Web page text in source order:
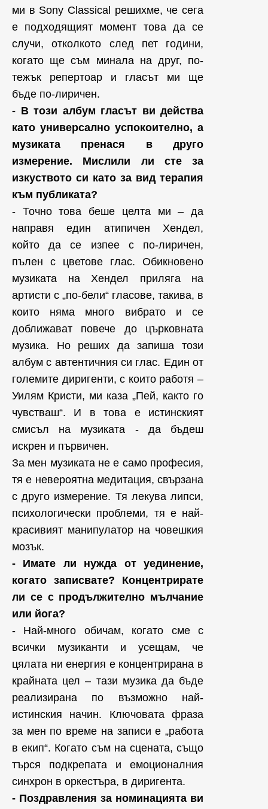
ми в Sony Classical решихме, че сега
е подходящият момент това да се
случи, отколкото след пет години,
когато ще съм минала на друг, по-
тежък репертоар и гласът ми ще
бъде по-лиричен.
- В този албум гласът ви действа
като универсално успокоително, а
музиката пренася в друго
измерение. Мислили ли сте за
изкуството си като за вид терапия
към публиката?
- Точно това беше целта ми – да
направя един атипичен Хендел,
който да се изпее с по-лиричен,
пълен с цветове глас. Обикновено
музиката на Хендел приляга на
артисти с „по-бели“ гласове, такива, в
които няма много вибрато и се
доближават повече до църковната
музика. Но реших да запиша този
албум с автентичния си глас. Един от
големите диригенти, с които работя –
Уилям Кристи, ми каза „Пей, както го
чувстваш“. И в това е истинският
смисъл на музиката - да бъдеш
искрен и първичен.
За мен музиката не е само професия,
тя е невероятна медитация, свързана
с друго измерение. Тя лекува липси,
психологически проблеми, тя е най-
красивият манипулатор на човешкия
мозък.
- Имате ли нужда от уединение,
когато записвате? Концентрирате
ли се с продължително мълчание
или йога?
- Най-много обичам, когато сме с
всички музиканти и усещам, че
цялата ни енергия е концентрирана в
крайната цел – тази музика да бъде
реализирана по възможно най-
истинския начин. Ключовата фраза
за мен по време на записи е „работа
в екип“. Когато съм на сцената, също
търся подкрепата и емоционалния
синхрон в оркестъра, в диригента.
- Поздравления за номинацията ви